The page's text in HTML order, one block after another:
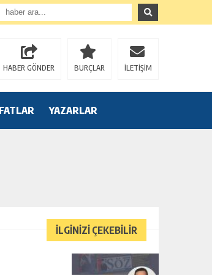
HABER GÖNDER BURÇLAR İLETİŞİM
YAZARLAR
İLGİNİZİ ÇEKEBİLİR